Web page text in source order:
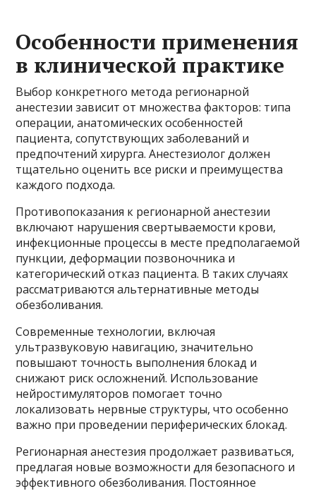
Особенности применения
в клинической практике
Выбор конкретного метода регионарной
анестезии зависит от множества факторов: типа
операции, анатомических особенностей
пациента, сопутствующих заболеваний и
предпочтений хирурга. Анестезиолог должен
тщательно оценить все риски и преимущества
каждого подхода.
Противопоказания к регионарной анестезии
включают нарушения свертываемости крови,
инфекционные процессы в месте предполагаемой
пункции, деформации позвоночника и
категорический отказ пациента. В таких случаях
рассматриваются альтернативные методы
обезболивания.
Современные технологии, включая
ультразвуковую навигацию, значительно
повышают точность выполнения блокад и
снижают риск осложнений. Использование
нейростимуляторов помогает точно
локализовать нервные структуры, что особенно
важно при проведении периферических блокад.
Регионарная анестезия продолжает развиваться,
предлагая новые возможности для безопасного и
эффективного обезболивания. Постоянное